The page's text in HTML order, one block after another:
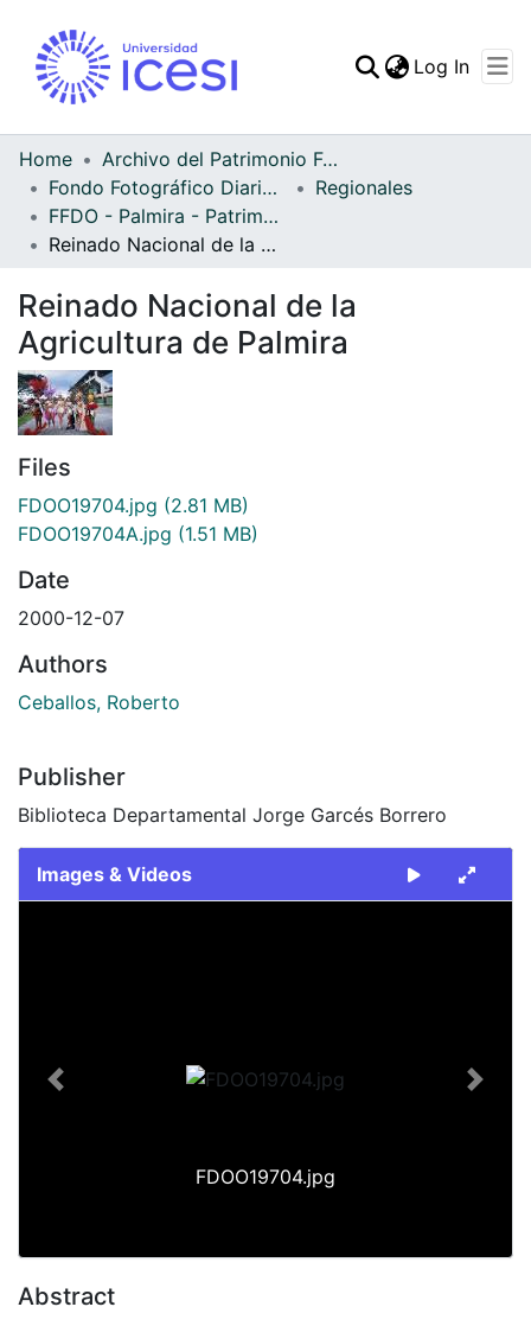
Statistics
Log In
Home
Archivo del Patrimonio Fotográfico y Fílmico del Valle del Cauca
Fondo Fotográfico Diario Occidente
Regionales
FFDO - Palmira - Patrimonial
Reinado Nacional de la Agricultura de Palmira
Reinado Nacional de la
Agricultura de Palmira
Files
FDOO19704.jpg (2.81 MB)
FDOO19704A.jpg (1.51 MB)
Date
2000-12-07
Authors
Ceballos, Roberto
Publisher
Biblioteca Departamental Jorge Garcés Borrero
Images & Videos
FDOO19704.jpg
Previous Next
Abstract